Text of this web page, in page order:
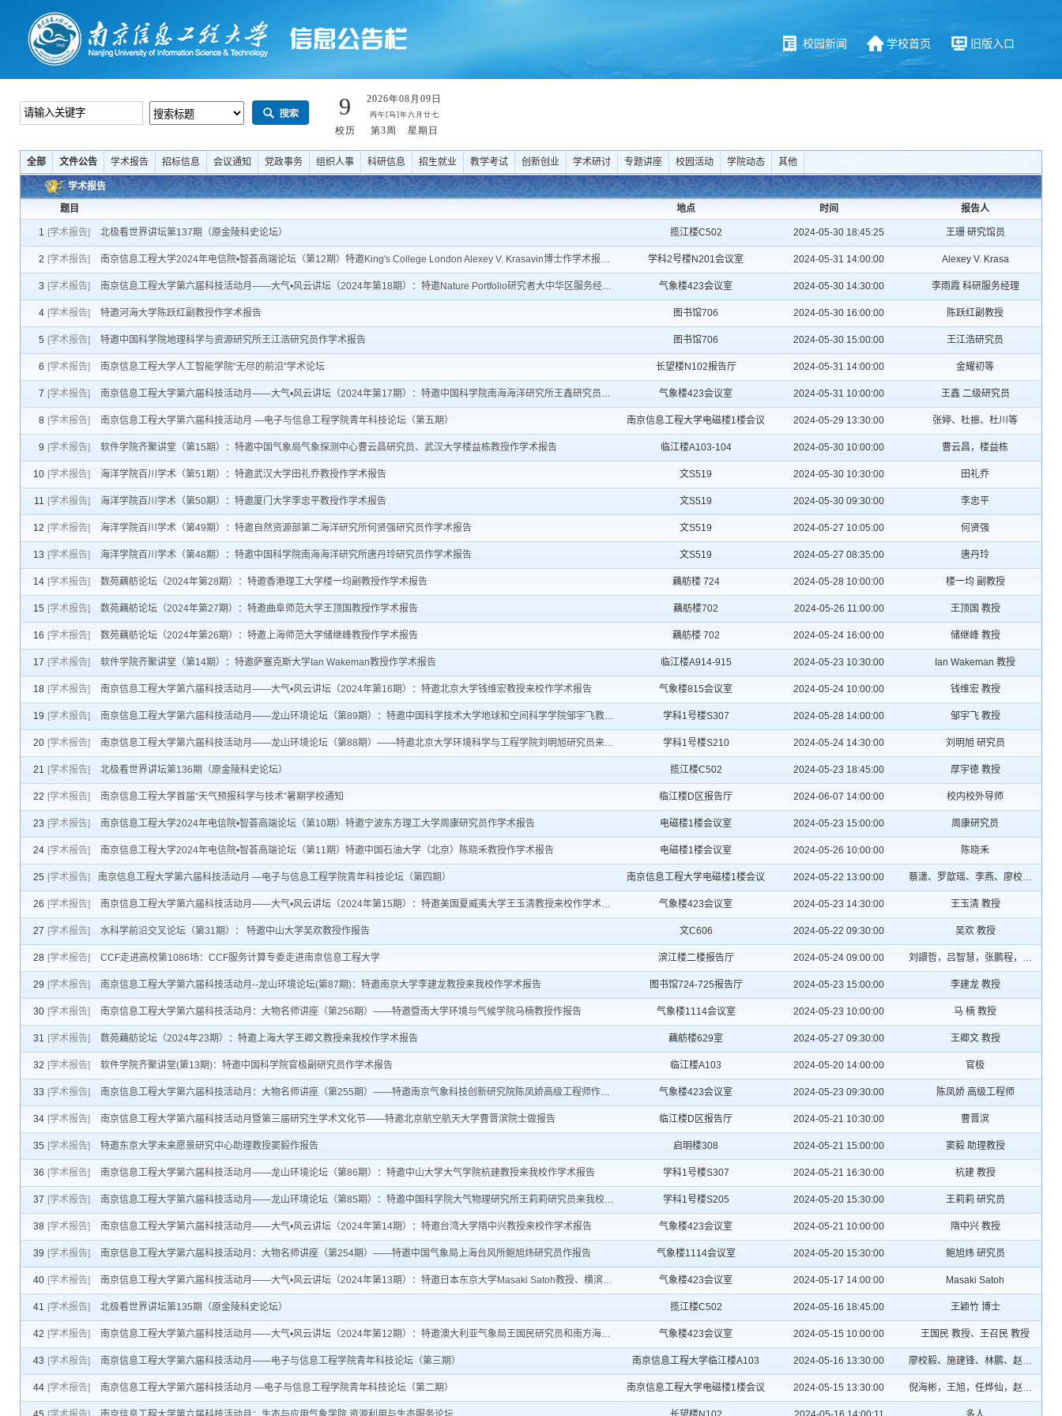
校园新闻 学校首页 旧版入口
全部 文件公告 学术报告 招标信息 会议通知 党政事务 组织人事 科研信息 招生就业 教学考试 创新创业 学术研讨 专题讲座 校园活动 学院动态 其他
学术报告
题目
地点 时间 报告人
1 [学术报告] 北极看世界讲坛第137期（原金陵科史论坛） 揽江楼C502 2024-05-30 18:45:25 王珊 研究馆员
2 [学术报告] 南京信息工程大学2024年电信院•智荟高端论坛（第12期）特邀King's College London Alexey V. Krasavin博士作学术报告 学科2号楼N201会议室 2024-05-31 14:00:00 Alexey V. Krasa
3 [学术报告] 南京信息工程大学第六届科技活动月——大气•风云讲坛（2024年第18期）：特邀Nature Portfolio研究者大中华区服务经理李雨霞... 气象楼423会议室 2024-05-30 14:30:00 李雨霞 科研服务经理
4 [学术报告] 特邀河海大学陈跃红副教授作学术报告 图书馆706 2024-05-30 16:00:00 陈跃红副教授
5 [学术报告] 特邀中国科学院地理科学与资源研究所王江浩研究员作学术报告 图书馆706 2024-05-30 15:00:00 王江浩研究员
6 [学术报告] 南京信息工程大学人工智能学院“无尽的前沿”学术论坛 长望楼N102报告厅 2024-05-31 14:00:00 金耀初等
7 [学术报告] 南京信息工程大学第六届科技活动月——大气•风云讲坛（2024年第17期）：特邀中国科学院南海海洋研究所王鑫研究员来校作学术... 气象楼423会议室 2024-05-31 10:00:00 王鑫 二级研究员
8 [学术报告] 南京信息工程大学第六届科技活动月 —电子与信息工程学院青年科技论坛（第五期） 南京信息工程大学电磁楼1楼会议 2024-05-29 13:30:00 张婷、杜振、杜川等
9 [学术报告] 软件学院齐聚讲堂（第15期）：特邀中国气象局气象探测中心曹云昌研究员、武汉大学楼益栋教授作学术报告 临江楼A103-104 2024-05-30 10:00:00 曹云昌，楼益栋
10 [学术报告] 海洋学院百川学术（第51期）：特邀武汉大学田礼乔教授作学术报告 文S519 2024-05-30 10:30:00 田礼乔
11 [学术报告] 海洋学院百川学术（第50期）：特邀厦门大学李忠平教授作学术报告 文S519 2024-05-30 09:30:00 李忠平
12 [学术报告] 海洋学院百川学术（第49期）：特邀自然资源部第二海洋研究所何贤强研究员作学术报告 文S519 2024-05-27 10:05:00 何贤强
13 [学术报告] 海洋学院百川学术（第48期）：特邀中国科学院南海海洋研究所唐丹玲研究员作学术报告 文S519 2024-05-27 08:35:00 唐丹玲
14 [学术报告] 数苑藕舫论坛（2024年第28期）：特邀香港理工大学楼一均副教授作学术报告 藕舫楼 724 2024-05-28 10:00:00 楼一均 副教授
15 [学术报告] 数苑藕舫论坛（2024年第27期）：特邀曲阜师范大学王顶国教授作学术报告 藕舫楼702 2024-05-26 11:00:00 王顶国 教授
16 [学术报告] 数苑藕舫论坛（2024年第26期）：特邀上海师范大学储继峰教授作学术报告 藕舫楼 702 2024-05-24 16:00:00 储继峰 教授
17 [学术报告] 软件学院齐聚讲堂（第14期）：特邀萨塞克斯大学Ian Wakeman教授作学术报告 临江楼A914-915 2024-05-23 10:30:00 Ian Wakeman 教授
18 [学术报告] 南京信息工程大学第六届科技活动月——大气•风云讲坛（2024年第16期）：特邀北京大学钱维宏教授来校作学术报告 气象楼815会议室 2024-05-24 10:00:00 钱维宏 教授
19 [学术报告] 南京信息工程大学第六届科技活动月——龙山环境论坛（第89期）：特邀中国科学技术大学地球和空间科学学院邹宇飞教授来我校作... 学科1号楼S307 2024-05-28 14:00:00 邹宇飞 教授
20 [学术报告] 南京信息工程大学第六届科技活动月——龙山环境论坛（第88期）——特邀北京大学环境科学与工程学院刘明旭研究员来我校作学术... 学科1号楼S210 2024-05-24 14:30:00 刘明旭 研究员
21 [学术报告] 北极看世界讲坛第136期（原金陵科史论坛） 揽江楼C502 2024-05-23 18:45:00 厚宇徳 教授
22 [学术报告] 南京信息工程大学首届“天气预报科学与技术”暑期学校通知 临江楼D区报告厅 2024-06-07 14:00:00 校内校外导师
23 [学术报告] 南京信息工程大学2024年电信院•智荟高端论坛（第10期）特邀宁波东方理工大学周康研究员作学术报告 电磁楼1楼会议室 2024-05-23 15:00:00 周康研究员
24 [学术报告] 南京信息工程大学2024年电信院•智荟高端论坛（第11期）特邀中国石油大学（北京）陈晓禾教授作学术报告 电磁楼1楼会议室 2024-05-26 10:00:00 陈晓禾
25 [学术报告] ​南京信息工程大学第六届科技活动月 —电子与信息工程学院青年科技论坛（第四期） 南京信息工程大学电磁楼1楼会议 2024-05-22 13:00:00 蔡潇、罗歆瑶、李燕、廖校毅等
26 [学术报告] 南京信息工程大学第六届科技活动月——大气•风云讲坛（2024年第15期）：特邀美国夏威夷大学王玉清教授来校作学术报告 气象楼423会议室 2024-05-23 14:30:00 王玉清 教授
27 [学术报告] 水科学前沿交叉论坛（第31期）： 特邀中山大学吴欢教授作报告 文C606 2024-05-22 09:30:00 吴欢 教授
28 [学术报告] CCF走进高校第1086场：CCF服务计算专委走进南京信息工程大学 滨江楼二楼报告厅 2024-05-24 09:00:00 刘譞哲，吕智慧，张鹏程，范晓亮
29 [学术报告] 南京信息工程大学第六届科技活动月--龙山环境论坛(第87期)：特邀南京大学李建龙教授来我校作学术报告 图书馆724-725报告厅 2024-05-23 15:00:00 李建龙 教授
30 [学术报告] 南京信息工程大学第六届科技活动月：大物名师讲座（第256期）——特邀暨南大学环境与气候学院马楠教授作报告 气象楼1114会议室 2024-05-23 10:00:00 马 楠 教授
31 [学术报告] 数苑藕舫论坛（2024年23期）：特邀上海大学王卿文教授来我校作学术报告 藕舫楼629室 2024-05-27 09:30:00 王卿文 教授
32 [学术报告] 软件学院齐聚讲堂(第13期)：特邀中国科学院官极副研究员作学术报告 临江楼A103 2024-05-20 14:00:00 官极
33 [学术报告] 南京信息工程大学第六届科技活动月：大物名师讲座（第255期）——特邀南京气象科技创新研究院陈凤娇高级工程师作报告 气象楼423会议室 2024-05-23 09:30:00 陈凤娇 高级工程师
34 [学术报告] 南京信息工程大学第六届科技活动月暨第三届研究生学术文化节——特邀北京航空航天大学曹晋滨院士做报告 临江楼D区报告厅 2024-05-21 10:30:00 曹晋滨
35 [学术报告] 特邀东京大学未来愿景研究中心助理教授窦毅作报告 启明楼308 2024-05-21 15:00:00 窦毅 助理教授
36 [学术报告] 南京信息工程大学第六届科技活动月——龙山环境论坛（第86期）：特邀中山大学大气学院杭建教授来我校作学术报告 学科1号楼S307 2024-05-21 16:30:00 杭建 教授
37 [学术报告] 南京信息工程大学第六届科技活动月——龙山环境论坛（第85期）：特邀中国科学院大气物理研究所王莉莉研究员来我校作学术报告 学科1号楼S205 2024-05-20 15:30:00 王莉莉 研究员
38 [学术报告] 南京信息工程大学第六届科技活动月——大气•风云讲坛（2024年第14期）：特邀台湾大学隋中兴教授来校作学术报告 气象楼423会议室 2024-05-21 10:00:00 隋中兴 教授
39 [学术报告] 南京信息工程大学第六届科技活动月：大物名师讲座（第254期）——特邀中国气象局上海台风所鲍旭炜研究员作报告 气象楼1114会议室 2024-05-20 15:30:00 鲍旭炜 研究员
40 [学术报告] 南京信息工程大学第六届科技活动月——大气•风云讲坛（2024年第13期）：特邀日本东京大学Masaki Satoh教授、横滨国立大学Hir... 气象楼423会议室 2024-05-17 14:00:00 Masaki Satoh
41 [学术报告] 北极看世界讲坛第135期（原金陵科史论坛） 揽江楼C502 2024-05-16 18:45:00 王颖竹 博士
42 [学术报告] 南京信息工程大学第六届科技活动月——大气•风云讲坛（2024年第12期）：特邀澳大利亚气象局王国民研究员和南方海洋科学与工... 气象楼423会议室 2024-05-15 10:00:00 王国民 教授、王召民 教授
43 [学术报告] 南京信息工程大学第六届科技活动月——电子与信息工程学院青年科技论坛（第三期） 南京信息工程大学临江楼A103 2024-05-16 13:30:00 廖校毅、施建锋、林鹏、赵见国
44 [学术报告] 南京信息工程大学第六届科技活动月 —电子与信息工程学院青年科技论坛（第二期） 南京信息工程大学电磁楼1楼会议 2024-05-15 13:30:00 倪海彬，王旭，任烨仙，赵见国，